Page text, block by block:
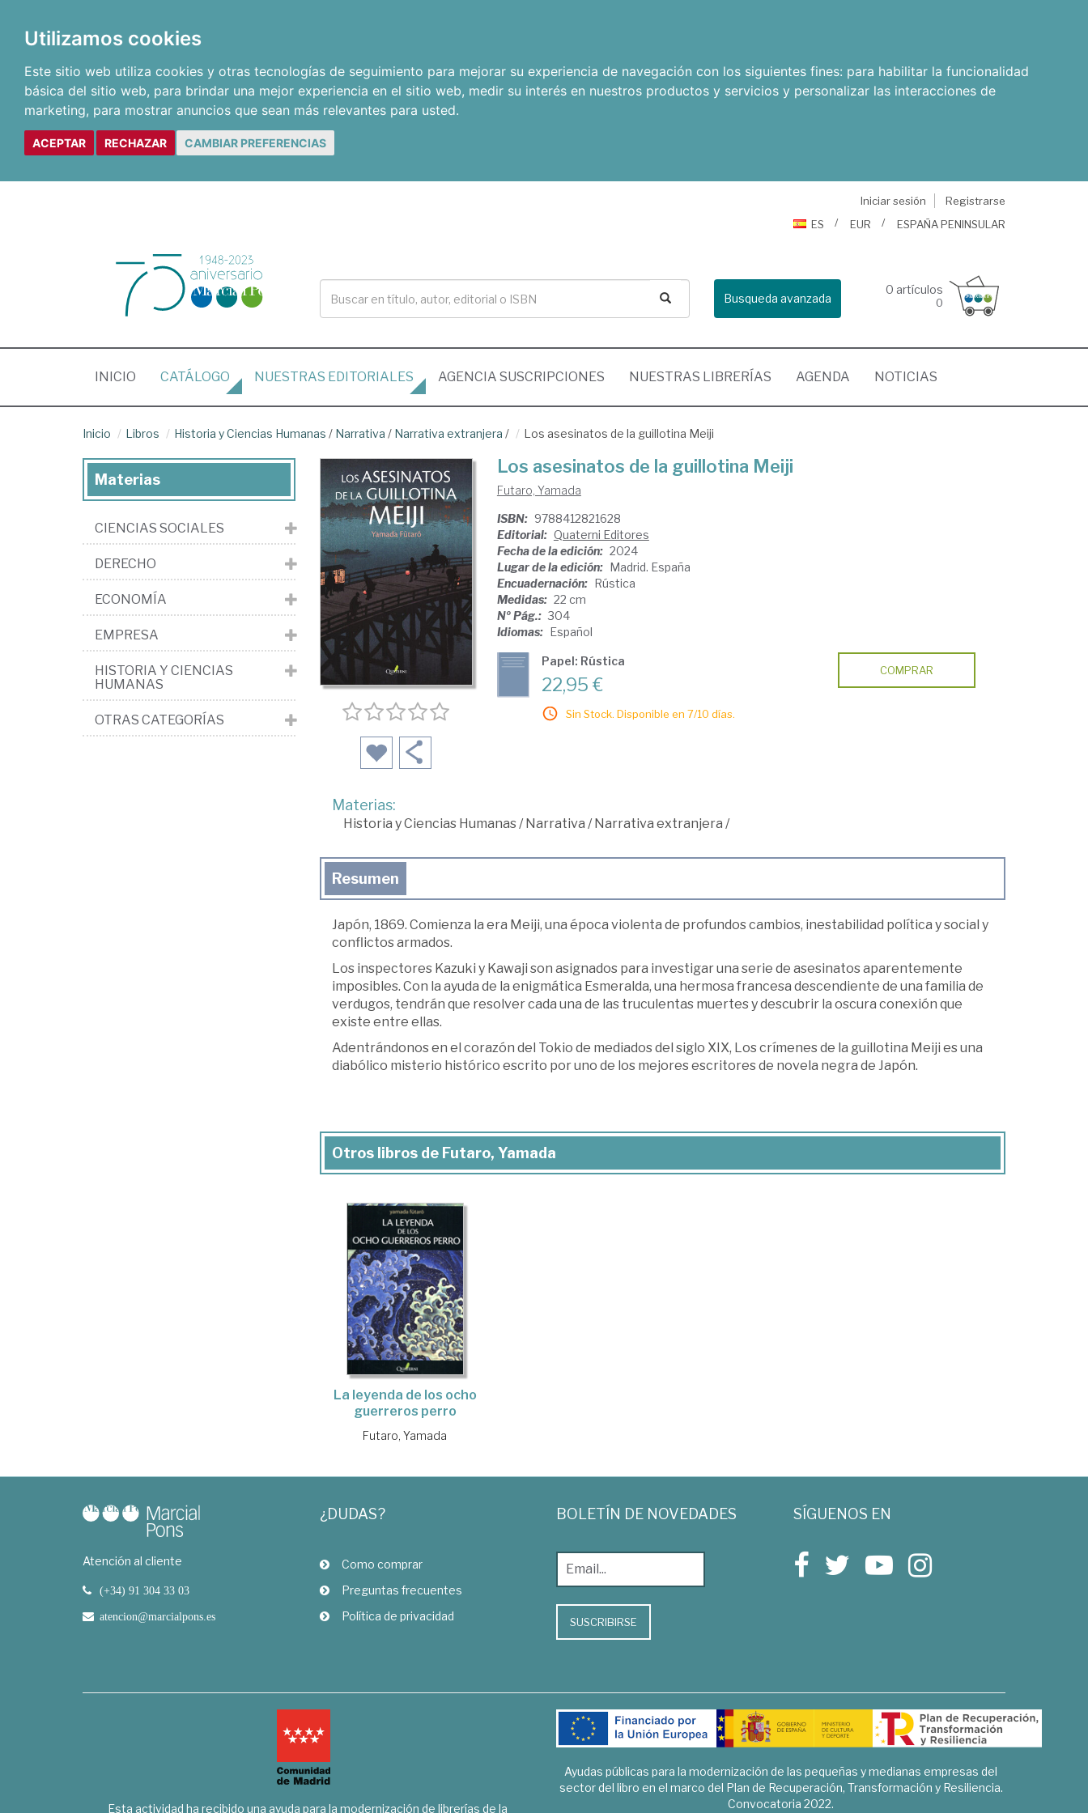
Utilizamos cookies
Este sitio web utiliza cookies y otras tecnologías de seguimiento para mejorar su experiencia de navegación con los siguientes fines: para habilitar la funcionalidad
básica del sitio web, para brindar una mejor experiencia en el sitio web, medir su interés en nuestros productos y servicios y personalizar las interacciones de
marketing, para mostrar anuncios que sean más relevantes para usted.
ACEPTAR RECHAZAR CAMBIAR PREFERENCIAS
Iniciar sesión
Registrarse
ES
EUR ESPAÑA PENINSULAR
Busqueda avanzada
0 artículos
0
INICIO (CURRENT)
CATÁLOGO NUESTRAS EDITORIALES AGENCIA SUSCRIPCIONES NUESTRAS LIBRERÍAS AGENDA NOTICIAS
Inicio Libros Historia y Ciencias Humanas / Narrativa / Narrativa extranjera / Los asesinatos de la guillotina Meiji
Los asesinatos de la guillotina Meiji
Futaro, Yamada
ISBN: 9788412821628
Editorial: Quaterni Editores
Fecha de la edición: 2024
Lugar de la edición: Madrid. España
Encuadernación: Rústica
Medidas: 22 cm
Nº Pág.: 304
Idiomas: Español
Papel: Rústica
22,95 €
Sin Stock. Disponible en 7/10 días.
COMPRAR
Materias:
Historia y Ciencias Humanas/Narrativa /Narrativa extranjera /
Resumen
Japón, 1869. Comienza la era Meiji, una época violenta de profundos cambios, inestabilidad política y social y
conflictos armados.
Los inspectores Kazuki y Kawaji son asignados para investigar una serie de asesinatos aparentemente
imposibles. Con la ayuda de la enigmática Esmeralda, una hermosa francesa descendiente de una familia de
verdugos, tendrán que resolver cada una de las truculentas muertes y descubrir la oscura conexión que
existe entre ellas.
Adentrándonos en el corazón del Tokio de mediados del siglo XIX, Los crímenes de la guillotina Meiji es una
diabólico misterio histórico escrito por uno de los mejores escritores de novela negra de Japón.
Otros libros de Futaro, Yamada
La leyenda de los ocho
guerreros perro
Futaro, Yamada
Materias
CIENCIAS SOCIALES
DERECHO
ECONOMÍA
EMPRESA
HISTORIA Y CIENCIAS
HUMANAS
OTRAS CATEGORÍAS
Atención al cliente
(+34) 91 304 33 03
atencion@marcialpons.es
¿DUDAS?
Como comprar
Preguntas frecuentes
Política de privacidad
BOLETÍN DE NOVEDADES
SUSCRIBIRSE
SÍGUENOS EN
Esta actividad ha recibido una ayuda para la modernización de librerías de la
Ayudas públicas para la modernización de las pequeñas y medianas empresas del
sector del libro en el marco del Plan de Recuperación, Transformación y Resiliencia.
Convocatoria 2022.